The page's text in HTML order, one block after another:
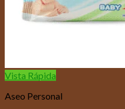
Vista Rápida
Aseo Personal